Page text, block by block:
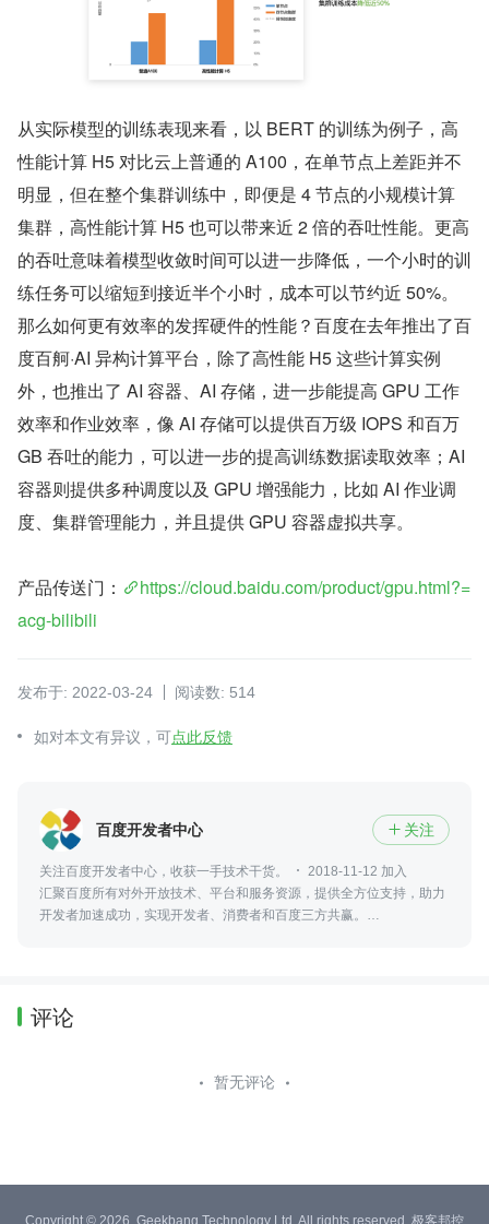
从实际模型的训练表现来看，以 BERT 的训练为例子，高
性能计算 H5 对比云上普通的 A100，在单节点上差距并不
明显，但在整个集群训练中，即便是 4 节点的小规模计算
集群，高性能计算 H5 也可以带来近 2 倍的吞吐性能。更高
的吞吐意味着模型收敛时间可以进一步降低，一个小时的训
练任务可以缩短到接近半个小时，成本可以节约近 50%。
那么如何更有效率的发挥硬件的性能？百度在去年推出了百
度百舸·AI 异构计算平台，除了高性能 H5 这些计算实例
外，也推出了 AI 容器、AI 存储，进一步能提高 GPU 工作
效率和作业效率，像 AI 存储可以提供百万级 IOPS 和百万
GB 吞吐的能力，可以进一步的提高训练数据读取效率；AI
容器则提供多种调度以及 GPU 增强能力，比如 AI 作业调
度、集群管理能力，并且提供 GPU 容器虚拟共享。
产品传送门：
https://cloud.baidu.com/product/gpu.html?=
acg-bilibili
发布于: 2022-03-24 阅读数: 514
如对本文有异议，可点此反馈
百度开发者中心  关注
关注百度开发者中心，收获一手技术干货。
2018-11-12 加入
汇聚百度所有对外开放技术、平台和服务资源，提供全方位支持，助力
开发者加速成功，实现开发者、消费者和百度三方共赢。
评论
暂无评论
Copyright © 2026, Geekbang Technology Ltd. All rights reserved. 极客邦控